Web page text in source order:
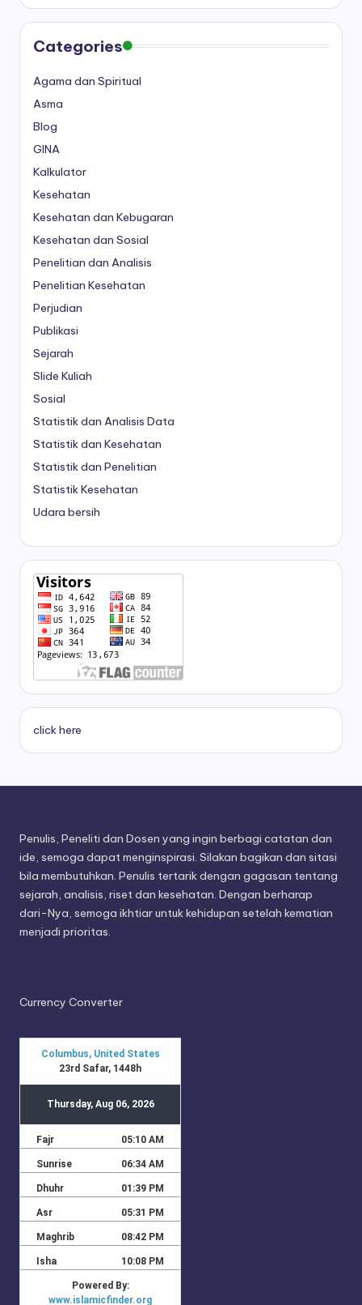
Categories
Agama dan Spiritual
Asma
Blog
GINA
Kalkulator
Kesehatan
Kesehatan dan Kebugaran
Kesehatan dan Sosial
Penelitian dan Analisis
Penelitian Kesehatan
Perjudian
Publikasi
Sejarah
Slide Kuliah
Sosial
Statistik dan Analisis Data
Statistik dan Kesehatan
Statistik dan Penelitian
Statistik Kesehatan
Udara bersih
click here
Penulis, Peneliti dan Dosen yang ingin berbagi catatan dan
ide, semoga dapat menginspirasi. Silakan bagikan dan sitasi
bila membutuhkan. Penulis tertarik dengan gagasan tentang
sejarah, analisis, riset dan kesehatan. Dengan berharap
dari-Nya, semoga ikhtiar untuk kehidupan setelah kematian
menjadi prioritas.
Currency Converter